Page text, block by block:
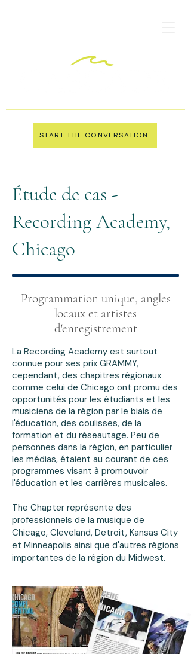
START THE CONVERSATION
Étude de cas -
Recording Academy,
Chicago
Programmation unique, angles
locaux et artistes
d'enregistrement
La Recording Academy est surtout
connue pour ses prix GRAMMY,
cependant, des chapitres régionaux
comme celui de Chicago ont promu des
opportunités pour les étudiants et les
musiciens de la région par le biais de
l'éducation, des coulisses, de la
formation et du réseautage. Peu de
personnes dans la région, en particulier
les médias, étaient au courant de ces
programmes visant à promouvoir
l'éducation et les carrières musicales.
​The Chapter représente des
professionnels de la musique de
Chicago, Cleveland, Detroit, Kansas City
et Minneapolis ainsi que d'autres régions
importantes de la région du Midwest.